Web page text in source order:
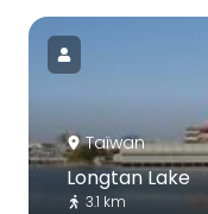
Taïwan
Longtan Lake
3.1 km